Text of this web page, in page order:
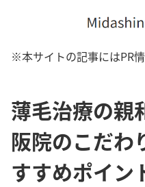
※本サイトの記事にはPR情
薄毛治療の親
阪院のこだわ
すすめポイン